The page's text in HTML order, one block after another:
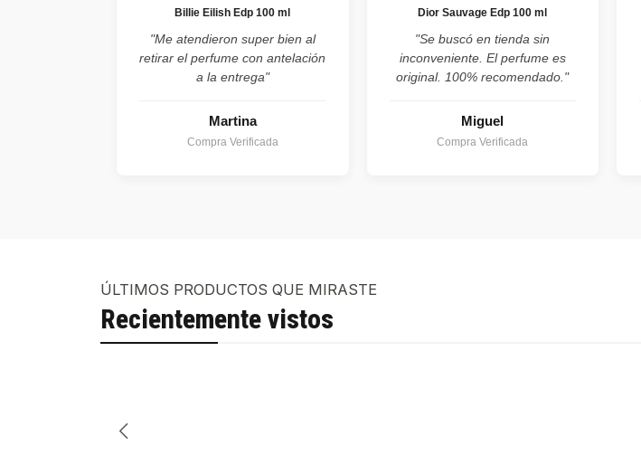
Billie Eilish Edp 100 ml
"Me atendieron super bien al
retirar el perfume con antelación
a la entrega"
Martina
Compra Verificada
Dior Sauvage Edp 100 ml
"Se buscó en tienda sin
inconveniente. El perfume es
original. 100% recomendado."
Miguel
Compra Verificada
ÚLTIMOS PRODUCTOS QUE MIRASTE
Recientemente vistos